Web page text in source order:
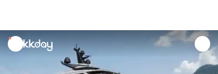
unread
notifications